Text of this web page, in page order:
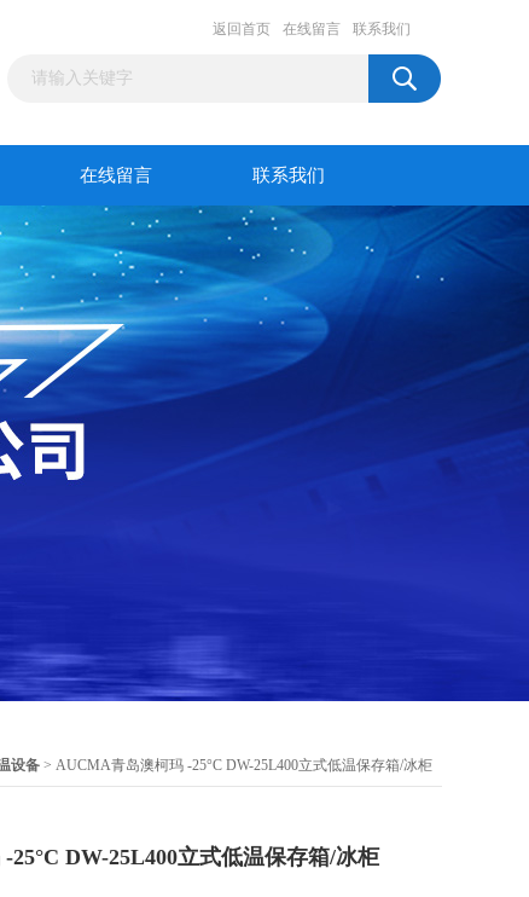
返回首页 在线留言 联系我们
在线留言 联系我们
设备 > AUCMA青岛澳柯玛 -25°C DW-25L400立式低温保存箱/冰柜
DW-25L400立式低温保存箱/冰柜